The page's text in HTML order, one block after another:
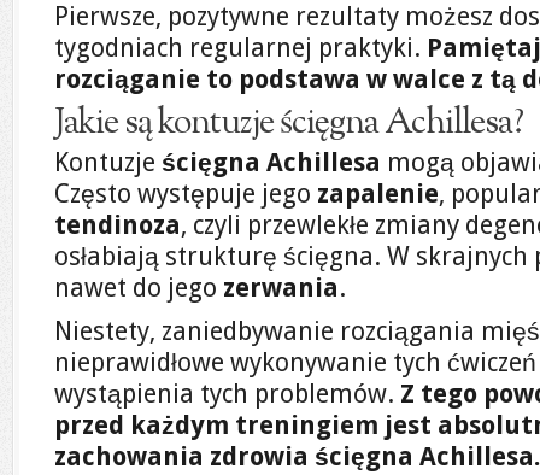
Pierwsze, pozytywne rezultaty możesz
tygodniach regularnej praktyki.
rozciąganie to podstawa w walce z tą
Jakie są kontuzje ścięgna Achillesa?
Kontuzje ścięgna Achillesa mogą
Często występuje jego zapalenie,
tendinoza, czyli przewlekłe zmiany
osłabiają strukturę ścięgna. W skrajnych
nawet do jego zerwania.
Niestety, zaniedbywanie rozciągania
nieprawidłowe wykonywanie tych
wystąpienia tych problemów. Z tego
przed każdym treningiem jest
zachowania zdrowia ścięgna Achillesa.